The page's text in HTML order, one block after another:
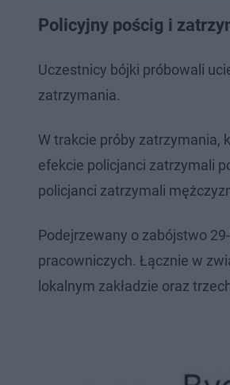
Policyjny pościg i
Uczestnicy bójki próbowali
zatrzymania.
W trakcie próby zatrzymania,
efekcie policjanci zatrzymali
policjanci zatrzymali
Podejrzewany o zabójstwo
pracowniczych. Łącznie w
lokalnym zakładzie oraz